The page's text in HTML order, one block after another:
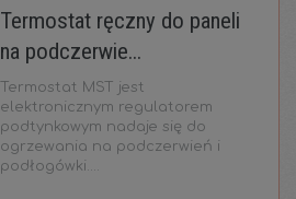
Termostat ręczny do paneli
na podczerwie...
Termostat MST jest
elektronicznym regulatorem
podtynkowym nadaje się do
ogrzewania na podczerwień i
podłogówki....